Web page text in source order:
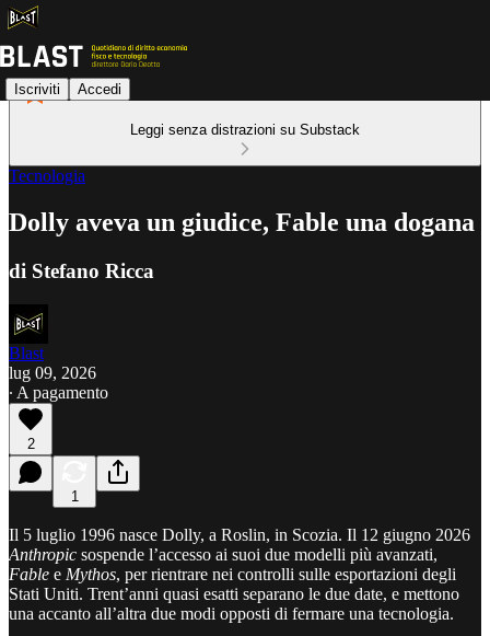
Iscriviti Accedi
Leggi senza distrazioni su Substack
Tecnologia
Dolly aveva un giudice, Fable una dogana
di Stefano Ricca
Blast
lug 09, 2026
∙ A pagamento
2
1
Il 5 luglio 1996 nasce Dolly, a Roslin, in Scozia. Il 12 giugno 2026
Anthropic sospende l’accesso ai suoi due modelli più avanzati,
Fable e Mythos, per rientrare nei controlli sulle esportazioni degli
Stati Uniti. Trent’anni quasi esatti separano le due date, e mettono
una accanto all’altra due modi opposti di fermare una tecnologia.